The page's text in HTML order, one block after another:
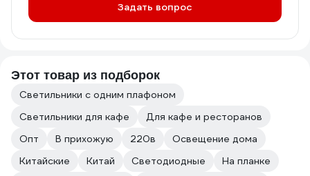
Задать вопрос
Этот товар из подборок
Светильники с одним плафоном
Светильники для кафе
Для кафе и ресторанов
Опт
В прихожую 220в
Освещение дома
Китайские
Китай Светодиодные
На планке